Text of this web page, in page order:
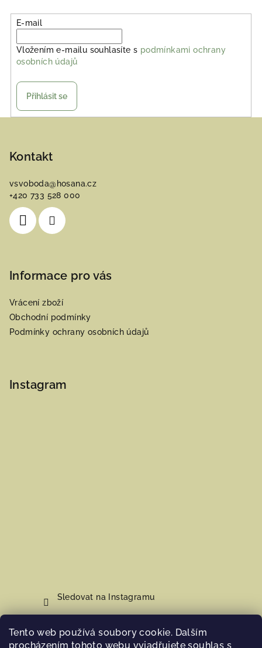
Tento web používá soubory cookie. Dalším
procházením tohoto webu vyjadřujete souhlas s
E-mail
Vložením e-mailu souhlasíte s podmínkami ochrany
osobních údajů
Přihlásit se
Kontakt
vsvoboda@ hosana.cz
+420 733 528 000
Informace pro vás
Vrácení zboží
Obchodní podmínky
Podmínky ochrany osobních údajů
Instagram
Sledovat na Instagramu
Nákupní košík